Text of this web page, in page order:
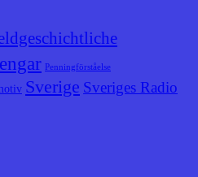
Penningförståelse
Sverige Sveriges Radio